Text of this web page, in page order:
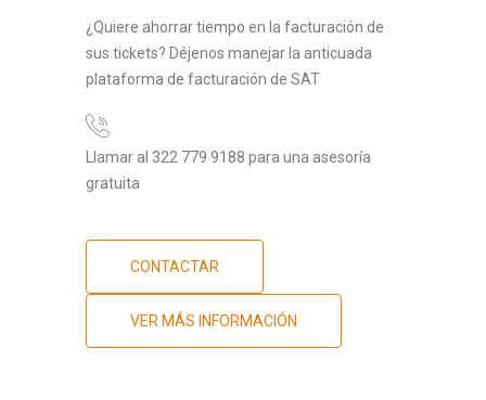
¿Quiere ahorrar tiempo en la facturación de
sus tickets? Déjenos manejar la anticuada
plataforma de facturación de SAT
Llamar al 322 779 9188 para una asesoría
gratuita
CONTACTAR
VER MÁS INFORMACIÓN